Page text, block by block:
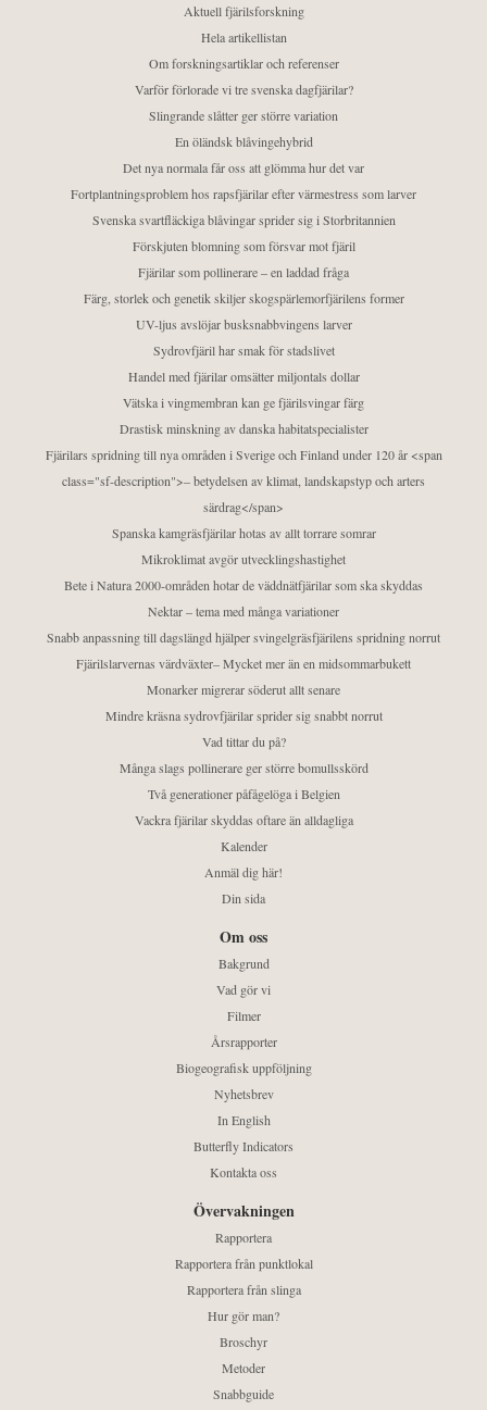
Aktuell fjärilsforskning
Hela artikellistan
Om forskningsartiklar och referenser
Varför förlorade vi tre svenska dagfjärilar?
Slingrande slåtter ger större variation
En öländsk blåvingehybrid
Det nya normala får oss att glömma hur det var
Fortplantningsproblem hos rapsfjärilar efter värmestress som larver
Svenska svartfläckiga blåvingar sprider sig i Storbritannien
Förskjuten blomning som försvar mot fjäril
Fjärilar som pollinerare – en laddad fråga
Färg, storlek och genetik skiljer skogspärlemorfjärilens former
UV-ljus avslöjar busksnabbvingens larver
Sydrovfjäril har smak för stadslivet
Handel med fjärilar omsätter miljontals dollar
Vätska i vingmembran kan ge fjärilsvingar färg
Drastisk minskning av danska habitatspecialister
Fjärilars spridning till nya områden i Sverige och Finland under 120 år <span
class="sf-description">– betydelsen av klimat, landskapstyp och arters
särdrag</span>
Spanska kamgräsfjärilar hotas av allt torrare somrar
Mikroklimat avgör utvecklingshastighet
Bete i Natura 2000-områden hotar de väddnätfjärilar som ska skyddas
Nektar – tema med många variationer
Snabb anpassning till dagslängd hjälper svingelgräsfjärilens spridning norrut
Fjärilslarvernas värdväxter– Mycket mer än en midsommarbukett
Monarker migrerar söderut allt senare
Mindre kräsna sydrovfjärilar sprider sig snabbt norrut
Vad tittar du på?
Många slags pollinerare ger större bomullsskörd
Två generationer påfågelöga i Belgien
Vackra fjärilar skyddas oftare än alldagliga
Kalender
Anmäl dig här!
Din sida
Om oss
Bakgrund
Vad gör vi
Filmer
Årsrapporter
Biogeografisk uppföljning
Nyhetsbrev
In English
Butterfly Indicators
Kontakta oss
Övervakningen
Rapportera
Rapportera från punktlokal
Rapportera från slinga
Hur gör man?
Broschyr
Metoder
Snabbguide